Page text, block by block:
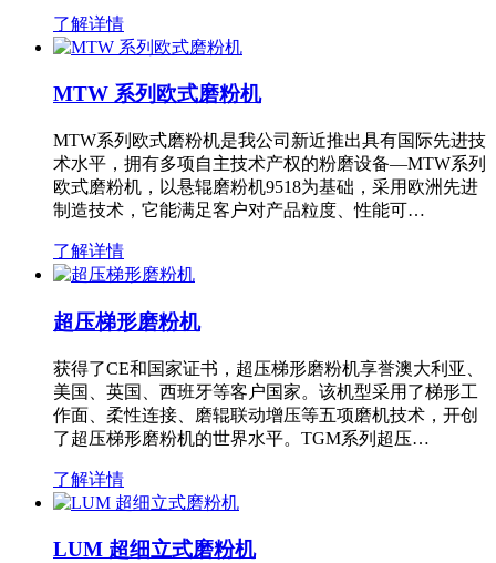
了解详情
MTW 系列欧式磨粉机
MTW系列欧式磨粉机是我公司新近推出具有国际先进技
术水平，拥有多项自主技术产权的粉磨设备—MTW系列
欧式磨粉机，以悬辊磨粉机9518为基础，采用欧洲先进
制造技术，它能满足客户对产品粒度、性能可…
了解详情
超压梯形磨粉机
获得了CE和国家证书，超压梯形磨粉机享誉澳大利亚、
美国、英国、西班牙等客户国家。该机型采用了梯形工
作面、柔性连接、磨辊联动增压等五项磨机技术，开创
了超压梯形磨粉机的世界水平。TGM系列超压…
了解详情
LUM 超细立式磨粉机